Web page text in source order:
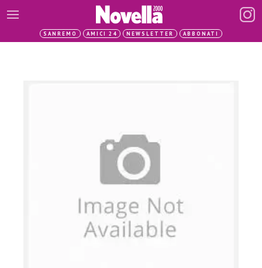
SANREMO AMICI 24 NEWSLETTER ABBONATI